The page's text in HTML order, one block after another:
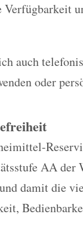
auch
oder
AA der
damit die